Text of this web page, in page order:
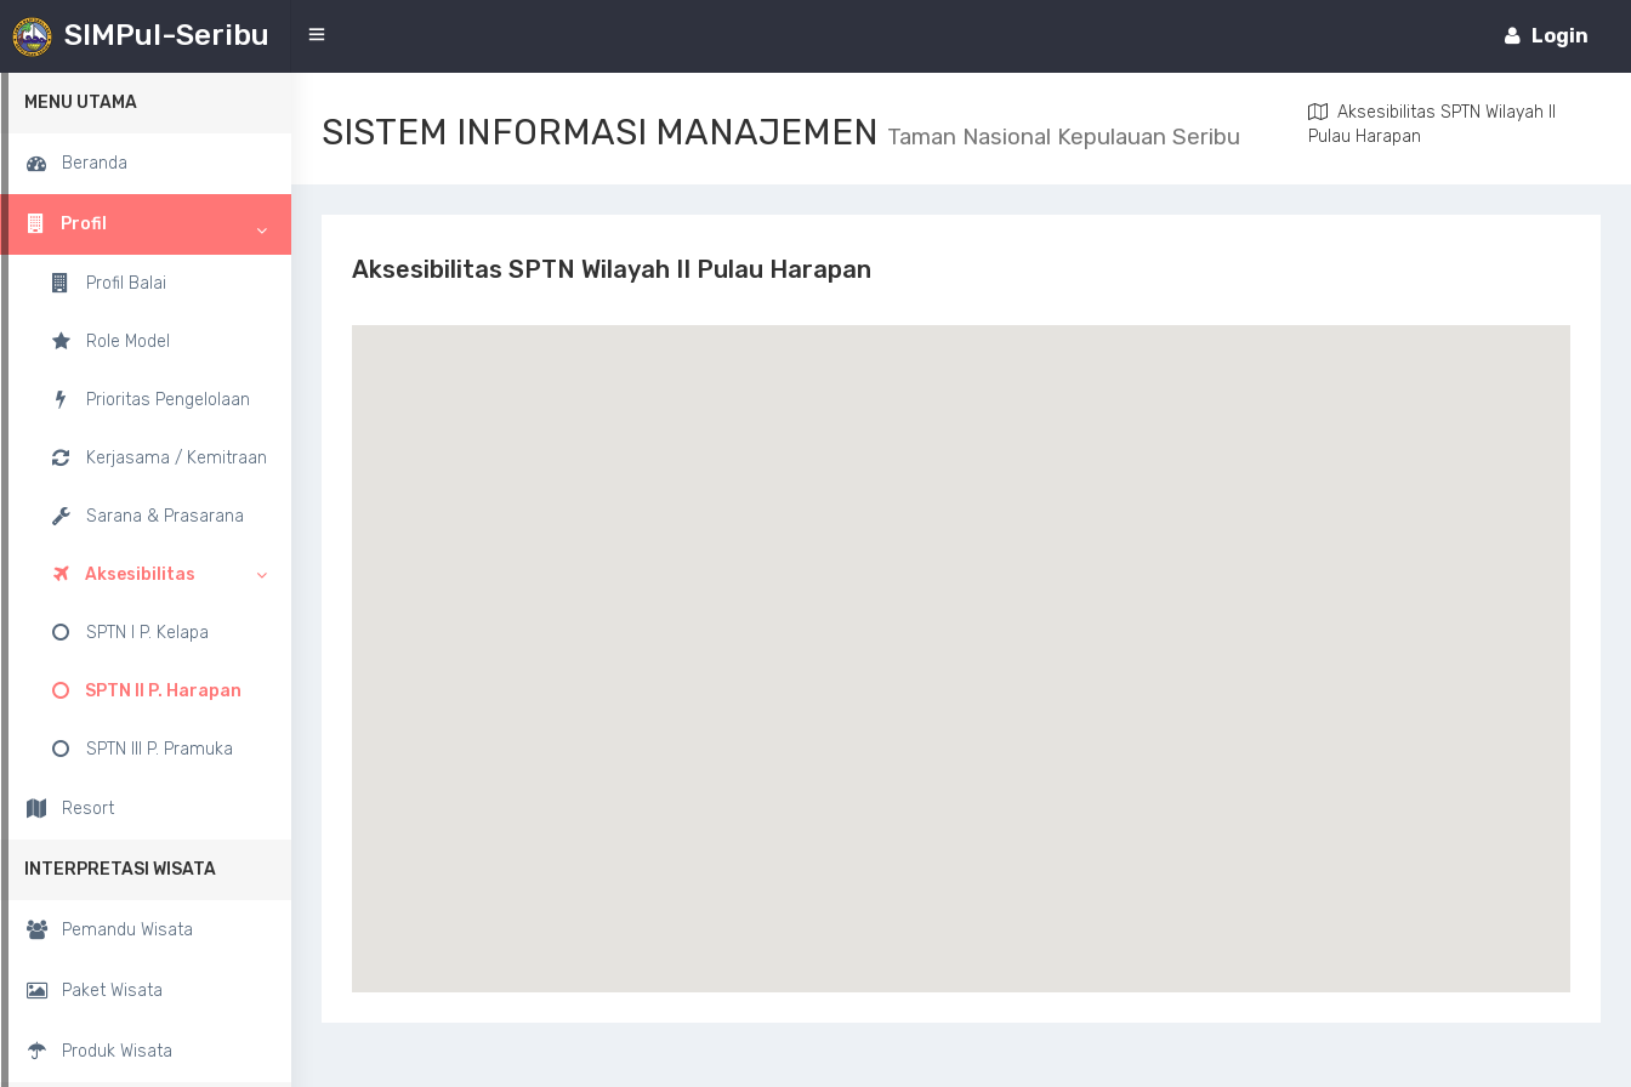
SIMPul-Seribu Login
MENU
MENU UTAMA
Beranda
Profil
Profil Balai
Role Model
Prioritas Pengelolaan
Kerjasama / Kemitraan
Sarana & Prasarana
Aksesibilitas
SPTN I P. Kelapa
SPTN II P. Harapan
SPTN III P. Pramuka
Resort
INTERPRETASI WISATA
Pemandu Wisata
Paket Wisata
Produk Wisata
SISTEM INFORMASI MANAJEMEN Taman Nasional Kepulauan Seribu
Aksesibilitas SPTN Wilayah II
Pulau Harapan
Aksesibilitas SPTN Wilayah II Pulau Harapan